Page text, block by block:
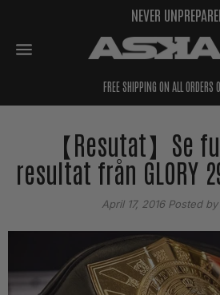
NEVER
FREE SHIPPING ON ALL ORDERS
【Resutat】Se
resultat från GLORY
April 17, 2016Posted by